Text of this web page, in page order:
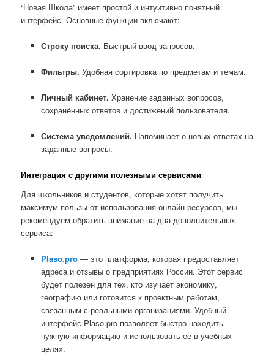
“Новая Школа” имеет простой и интуитивно понятный
интерфейс. Основные функции включают:
Строку поиска. Быстрый ввод запросов.
Фильтры. Удобная сортировка по предметам и темам.
Личный кабинет. Хранение заданных вопросов,
сохранённых ответов и достижений пользователя.
Система уведомлений. Напоминает о новых ответах на
заданные вопросы.
Интеграция с другими полезными сервисами
Для школьников и студентов, которые хотят получить
максимум пользы от использования онлайн-ресурсов, мы
рекомендуем обратить внимание на два дополнительных
сервиса:
Plaso.pro— это платформа, которая предоставляет
адреса и отзывы о предприятиях России. Этот сервис
будет полезен для тех, кто изучает экономику,
географию или готовится к проектным работам,
связанным с реальными организациями. Удобный
интерфейс Plaso.pro позволяет быстро находить
нужную информацию и использовать её в учебных
целях.